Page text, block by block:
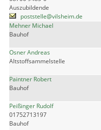
Auszubildende
poststelle@vilsheim.de
Mehner Michael
Bauhof
Osner Andreas
Altstoffsammelstelle
Paintner Robert
Bauhof
Peißinger Rudolf
01752713197
Bauhof